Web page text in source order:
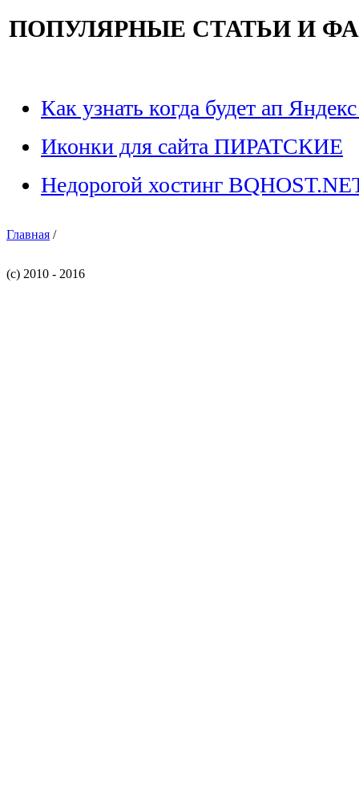
ПОПУЛЯРНЫЕ СТАТЬИ И
Как узнать когда будет ап
Иконки для сайта ПИРАТСКИЕ
Недорогой хостинг
Главная /
(c) 2010 - 2016